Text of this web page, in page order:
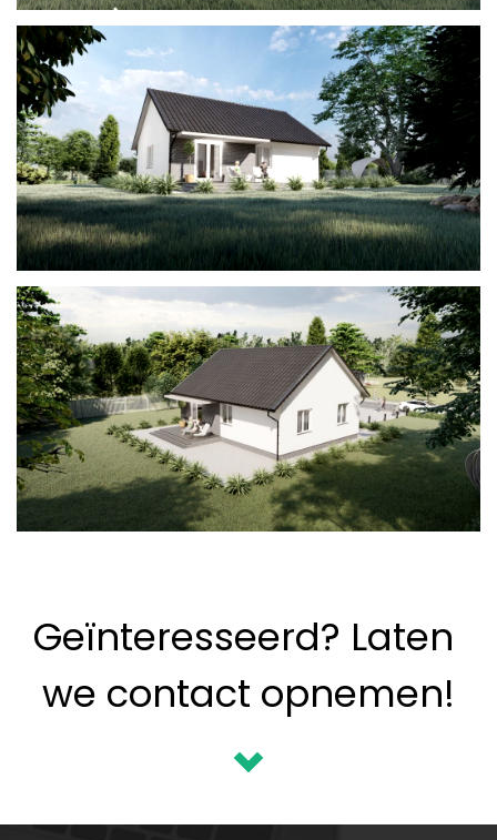
Geïnteresseerd? Laten
we contact opnemen!